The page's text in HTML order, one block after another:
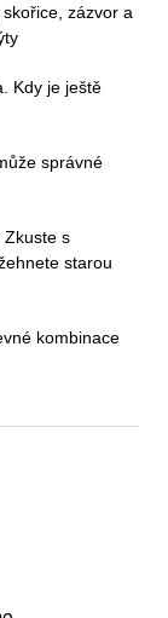
zázvor a
Kdy je ještě
správné
Zkuste s
starou
kombinace